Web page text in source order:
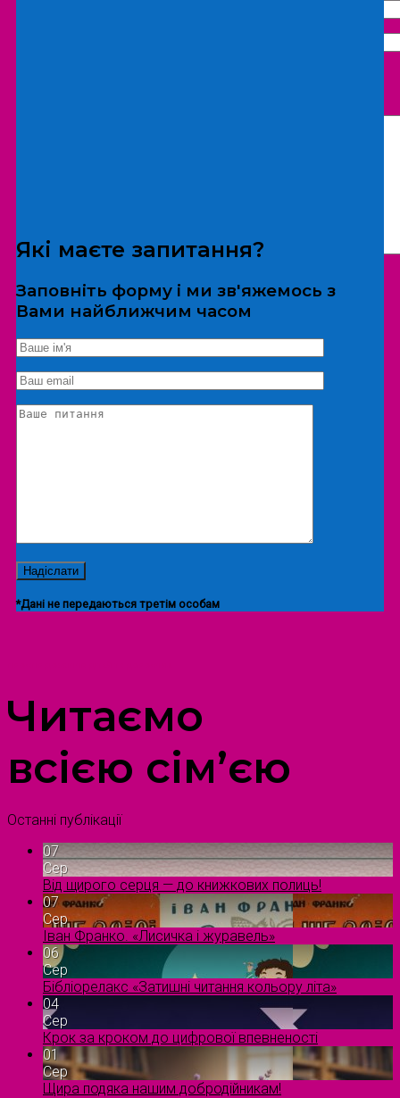
*Дані не передаються третім особам
Екскурсія/локація
Які маєте запитання?
Заповніть форму і ми зв'яжемось з
Вами найближчим часом
*Дані не передаються третім особам
Читаємо
всією сім’єю
Останні публікації
07
Сер
Від щирого серця — до книжкових полиць!
07
Сер
Іван Франко. «Лисичка і журавель»
06
Сер
Бібліорелакс «Затишні читання кольору літа»
04
Сер
Крок за кроком до цифрової впевненості
01
Сер
Щира подяка нашим добродійникам!